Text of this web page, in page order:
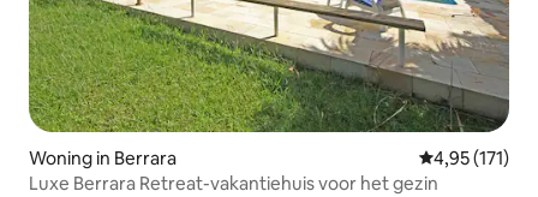
Woning in Berrara Gemiddelde
4,95 (171)
Luxe Berrara Retreat-vakantiehuis voor het gezin